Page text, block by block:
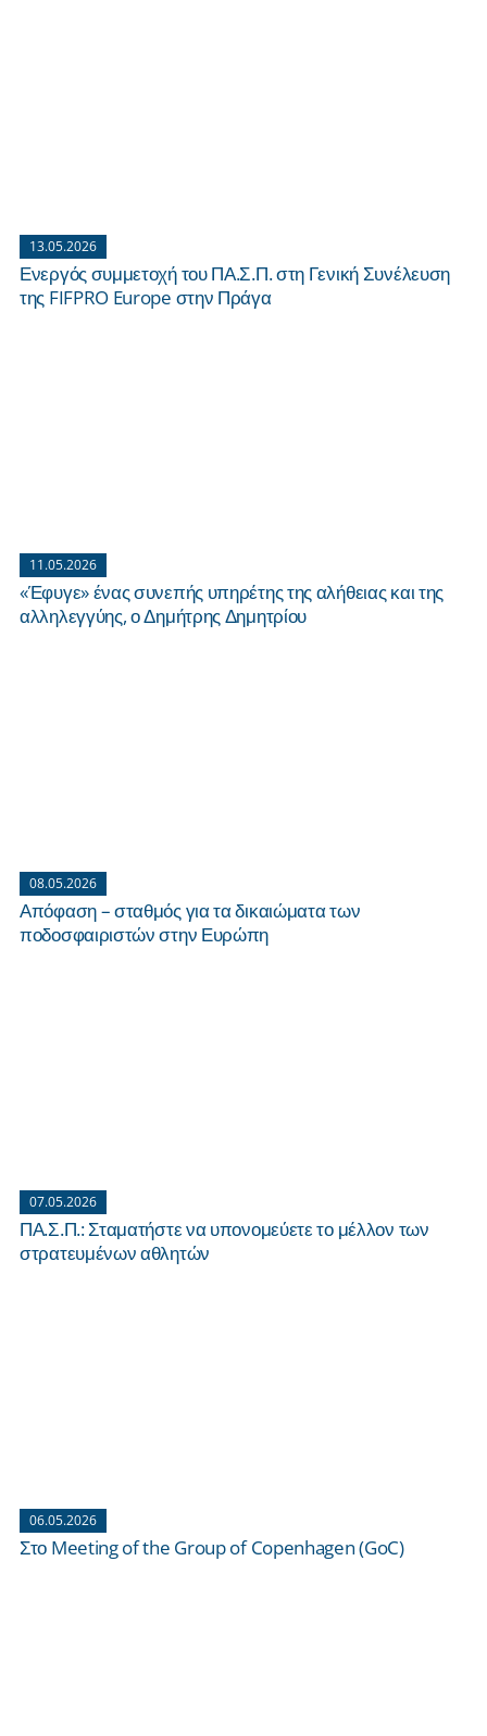
13.05.2026
Ενεργός συμμετοχή του ΠΑ.Σ.Π. στη Γενική Συνέλευση
της FIFPRO Europe στην Πράγα
11.05.2026
«Έφυγε» ένας συνεπής υπηρέτης της αλήθειας και της
αλληλεγγύης, ο Δημήτρης Δημητρίου
08.05.2026
Απόφαση – σταθμός για τα δικαιώματα των
ποδοσφαιριστών στην Ευρώπη
07.05.2026
ΠΑ.Σ.Π.: Σταματήστε να υπονομεύετε το μέλλον των
στρατευμένων αθλητών
06.05.2026
Στο Meeting of the Group of Copenhagen (GoC)